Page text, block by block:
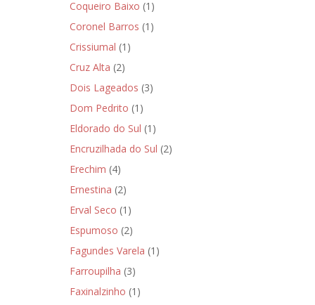
Coqueiro Baixo (1)
Coronel Barros (1)
Crissiumal (1)
Cruz Alta (2)
Dois Lageados (3)
Dom Pedrito (1)
Eldorado do Sul (1)
Encruzilhada do Sul (2)
Erechim (4)
Ernestina (2)
Erval Seco (1)
Espumoso (2)
Fagundes Varela (1)
Farroupilha (3)
Faxinalzinho (1)